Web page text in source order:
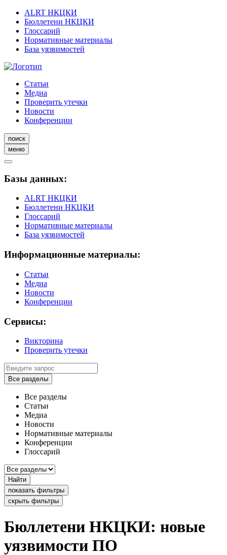
ALRT НКЦКИ
Бюллетени НКЦКИ
Глоссарий
Нормативные материалы
База уязвимостей
Статьи
Медиа
Проверить утечки
Новости
Конференции
поиск
меню
Базы данных:
ALRT НКЦКИ
Бюллетени НКЦКИ
Глоссарий
Нормативные материалы
База уязвимостей
Информационные материалы:
Статьи
Медиа
Новости
Конференции
Сервисы:
Викторина
Проверить утечки
Все разделы
Все разделы
Статьи
Медиа
Новости
Нормативные материалы
Конференции
Глоссарий
Найти
показать фильтры
скрыть фильтры
Бюллетени НКЦКИ: новые
уязвимости ПО